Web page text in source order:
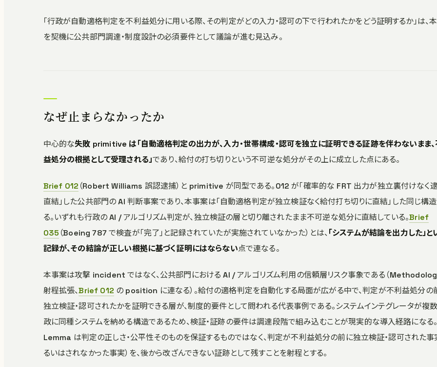
「行政が自動適格判定を不利益処分に用いる際、その判定がどの入力・認可の下で行われたかをどう証明するか」は、
を契機に公共部門調達・制度設計の必須要件として議論が進む見込み。
なぜ止まらなかったか
中心的な失敗 primitive は「自動適格判定の出力が、入力・世帯構成・認可を独立に証明できる証跡を伴わないまま、
益処分の根拠として受理される」であり、給付の打ち切りという不可逆な処分がその上に成立した点にある。
Brief 012 （Robert Williams 誤認逮捕）と primitive が同型である。012 が「確率的な FRT 出力が独立裏付けなく
直結」した公共部門の AI 判断事案であり、本事案は「自動適格判定が独立検証なく給付打ち切りに直結」した同じ構
る。いずれも行政の AI / アルゴリズム判定が、独立検証の層と切り離されたまま不可逆な処分に直結している。Brief
035 （Boeing 787 で検査が「完了」と記録されていたが実施されていなかった）とは、「システムが結論を出力した」と
記録が、その結論が正しい根拠に基づく証明にはならない点で連なる。
本事案は攻撃 incident ではなく、公共部門における AI / アルゴリズム利用の信頼層リスク事象である（
射程拡張、Brief 012 の position に連なる）。給付の適格判定を自動化する局面が広がる中で、判定が不利益処分の
独立検証・認可されたかを証明できる層が、制度的要件として問われる代表事例である。システムインテグレータが複
政に同種システムを納める構造であるため、検証・証跡の要件は調達段階で組み込むことが現実的な導入経路になる。
Lemma は判定の正しさ・公平性そのものを保証するものではなく、判定が不利益処分の前に独立検証・認可された事
るいはされなかった事実）を、後から改ざんできない証跡として残すことを射程とする。